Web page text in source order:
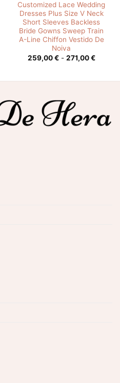
Customized Lace Wedding
Dresses Plus Size V Neck
Short Sleeves Backless
Bride Gowns Sweep Train
A-Line Chiffon Vestido De
Noiva
259,00€ - 271,00€Rango